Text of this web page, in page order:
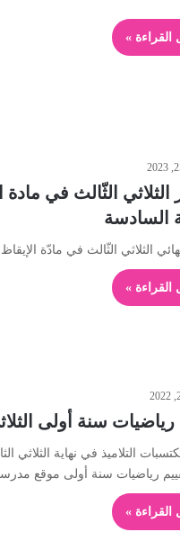
القراءة »
الثلاثي الثّالث في
السادسة
الثلاثي الثّالث في مادّة
القراءة »
رياضيات سنة أولى
التلاميذ في نهاية الثلاثي
رياضيات سنة أولى موقع
القراءة »